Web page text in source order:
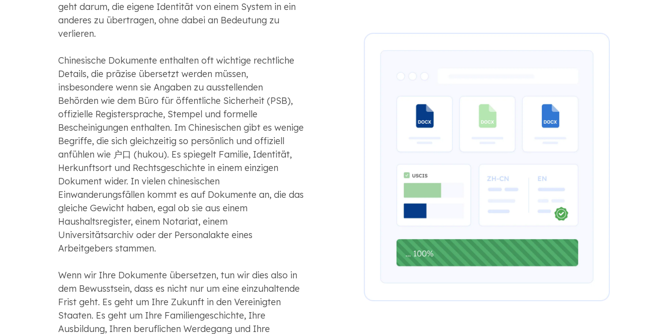
geht darum, die eigene Identität von einem System in ein
anderes zu übertragen, ohne dabei an Bedeutung zu
verlieren.
Chinesische Dokumente enthalten oft wichtige rechtliche
Details, die präzise übersetzt werden müssen,
insbesondere wenn sie Angaben zu ausstellenden
Behörden wie dem Büro für öffentliche Sicherheit (PSB),
offizielle Registersprache, Stempel und formelle
Bescheinigungen enthalten. Im Chinesischen gibt es wenige
Begriffe, die sich gleichzeitig so persönlich und offiziell
anfühlen wie 户口 (hukou). Es spiegelt Familie, Identität,
Herkunftsort und Rechtsgeschichte in einem einzigen
Dokument wider. In vielen chinesischen
Einwanderungsfällen kommt es auf Dokumente an, die das
gleiche Gewicht haben, egal ob sie aus einem
Haushaltsregister, einem Notariat, einem
Universitätsarchiv oder der Personalakte eines
Arbeitgebers stammen.
Wenn wir Ihre Dokumente übersetzen, tun wir dies also in
dem Bewusstsein, dass es nicht nur um eine einzuhaltende
Frist geht. Es geht um Ihre Zukunft in den Vereinigten
Staaten. Es geht um Ihre Familiengeschichte, Ihre
Ausbildung, Ihren beruflichen Werdegang und Ihre